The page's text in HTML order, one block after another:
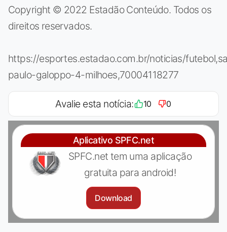
Copyright © 2022 Estadão Conteúdo. Todos os
direitos reservados.
https://esportes.estadao.com.br/noticias/
paulo-galoppo-4-milhoes,70004118277
Avalie esta notícia: 10 0
Aplicativo SPFC.net
SPFC.net tem uma aplicação
gratuita para android!
Download